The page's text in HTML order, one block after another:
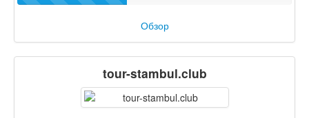
Обзор
tour-stambul.club